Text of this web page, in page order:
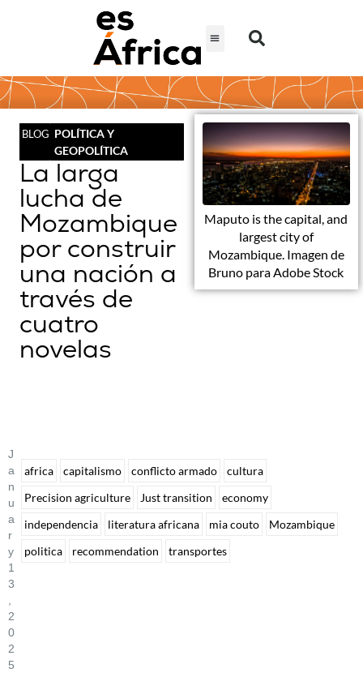
BLOG POLÍTICA Y
GEOPOLÍTICA
La larga
lucha de
Mozambique
por construir
una nación a
través de
cuatro
novelas
Maputo is the capital, and
largest city of
Mozambique. Imagen de
Bruno para Adobe Stock
J
A
N
U
A
R
Y
1
3
2
0
2
5
africa capitalismo conflicto armado
cultura
Precision agriculture
Just transition
economy
independencia
literatura africana mia couto
Mozambique
politica
recommendation transportes